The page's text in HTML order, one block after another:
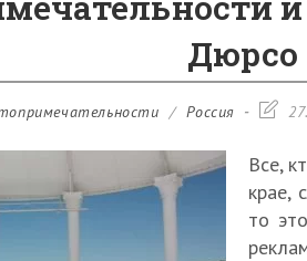
Дюрсо
/ Россия
Запись
Все,
крае,
то